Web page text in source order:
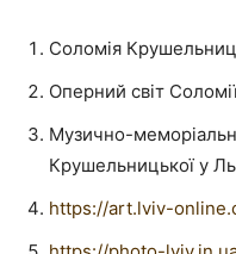
Соломія
Оперний світ
Музично-
Крушельницької у
https://art.lviv-